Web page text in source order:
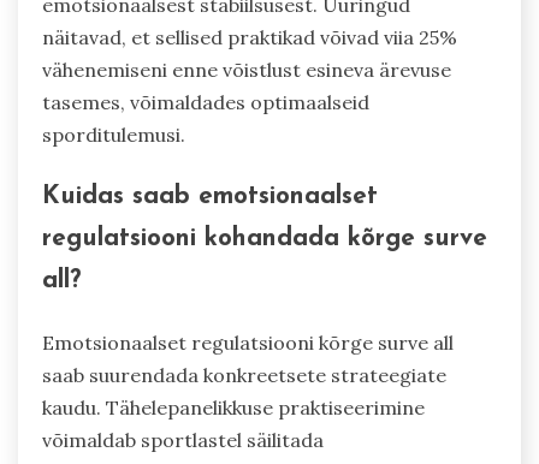
näitavad, et sellised praktikad võivad viia 25%
vähenemiseni enne võistlust esineva ärevuse
tasemes, võimaldades optimaalseid
sporditulemusi.
Kuidas saab emotsionaalset
regulatsiooni kohandada kõrge surve
all?
Emotsionaalset regulatsiooni kõrge surve all
saab suurendada konkreetsete strateegiate
kaudu. Tähelepanelikkuse praktiseerimine
võimaldab sportlastel säilitada